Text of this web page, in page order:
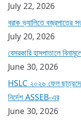
July 22, 2026
বরাক ভ্যালিতে বজ্রপাতের
July 20, 2026
বেসরকারি হাসপাতালে
June 30, 2026
HSLC ২০২৬ ফেল
নির্দেশ ASSEB-এর
June 30, 2026